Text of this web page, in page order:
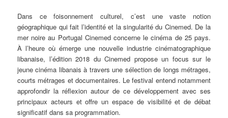
Dans ce foisonnement culturel, c’est une vaste notion
géographique qui fait l’identité et la singularité du Cinemed. De la
mer noire au Portugal Cinemed concerne le cinéma de 25 pays.
À l’heure où émerge une nouvelle industrie cinématographique
libanaise, l’édition 2018 du Cinemed propose un focus sur le
jeune cinéma libanais à travers une sélection de longs métrages,
courts métrages et documentaires. Le festival entend notamment
approfondir la réflexion autour de ce développement avec ses
principaux acteurs et offre un espace de visibilité et de débat
significatif dans sa programmation.